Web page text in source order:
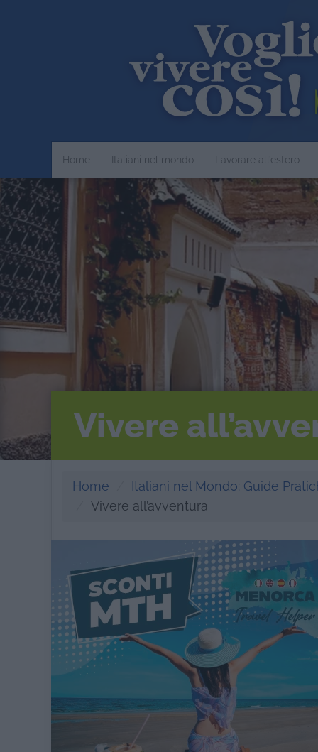
Home Italiani nel mondo Lavorare all’estero
Vivere
Home Italiani nel Mondo: Guide
Vivere all’avventura